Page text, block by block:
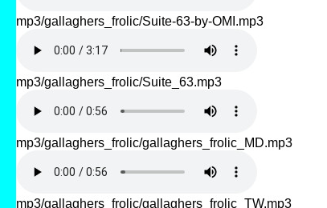
mp3/gallaghers_frolic/Suite-63-by-OMI.mp3
mp3/gallaghers_frolic/Suite_63.mp3
mp3/gallaghers_frolic/gallaghers_frolic_MD.mp3
mp3/gallaghers_frolic/gallaghers_frolic_TW.mp3